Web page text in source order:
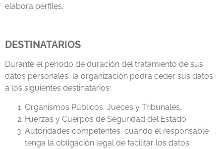
elabora perfiles.
DESTINATARIOS
Durante el periodo de duración del tratamiento de sus
datos personales, la organización podrá ceder sus datos
a los siguientes destinatarios:
Organismos Públicos, Jueces y Tribunales.
Fuerzas y Cuerpos de Seguridad del Estado.
Autoridades competentes, cuando el responsable
tenga la obligación legal de facilitar los datos